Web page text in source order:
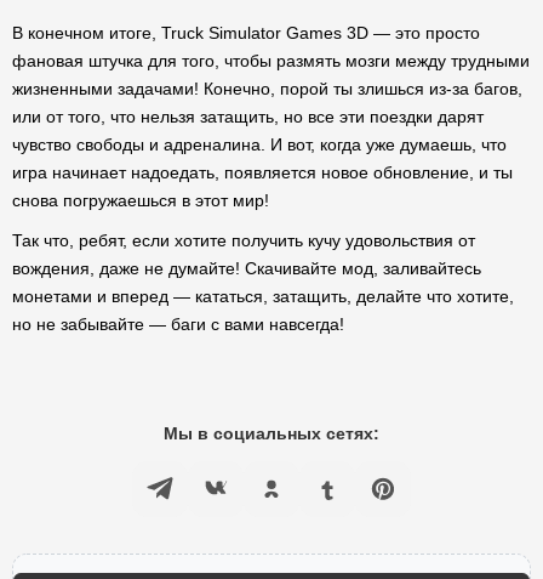
В конечном итоге, Truck Simulator Games 3D — это просто
фановая штучка для того, чтобы размять мозги между трудными
жизненными задачами! Конечно, порой ты злишься из-за багов,
или от того, что нельзя затащить, но все эти поездки дарят
чувство свободы и адреналина. И вот, когда уже думаешь, что
игра начинает надоедать, появляется новое обновление, и ты
снова погружаешься в этот мир!
Так что, ребят, если хотите получить кучу удовольствия от
вождения, даже не думайте! Скачивайте мод, заливайтесь
монетами и вперед — кататься, затащить, делайте что хотите,
но не забывайте — баги с вами навсегда!
Мы в социальных сетях: